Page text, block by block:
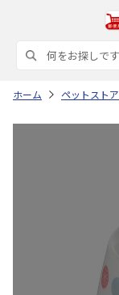
ホーム ペットストア